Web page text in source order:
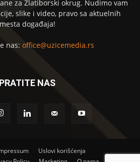
za Zlatiborski okrug. Nudimo vam
slike i video, pravo sa aktuelnih
mesta događaja!
nas: office@uzicemedia.rs
PRATITE NAS
Uslovi korišćenja